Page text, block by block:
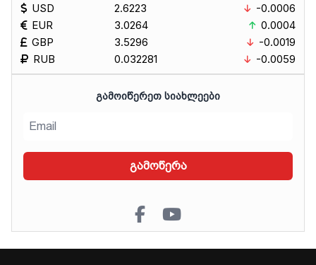
USD
EUR
GBP
RUB
2.6223
3.0264
3.5296
0.032281
-0.0006
0.0004
-0.0019
-0.0059
ᲒᲐᲛᲝᲘᲬᲔᲠᲔᲗ ᲡᲘᲐᲮᲚᲔᲔᲑᲘ
გამოწერა